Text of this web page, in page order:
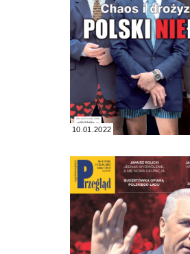
10.01.2022